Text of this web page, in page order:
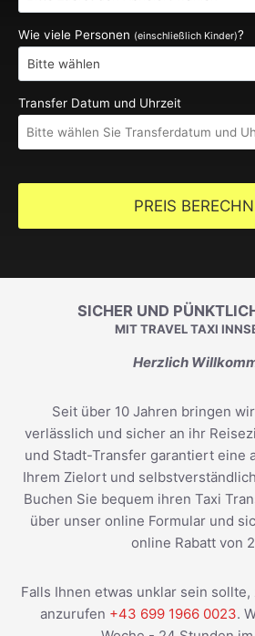
Wie viele Personen (einschließlich Kinder)?
Transfer Datum und Uhrzeit
PREIS
SICHER UND
MIT TRAVEL TAXI
Herzlich
Seit über 10 Jahren bringen
verlässlich und sicher an ihr
und Stadt-Transfer garantiert eine
Ihrem Zielort und
Buchen Sie bequem ihren Taxi
über unser online Formular und
online Rabatt von
Falls Ihnen etwas unklar sein
anzurufen +43 699 1966 0023.